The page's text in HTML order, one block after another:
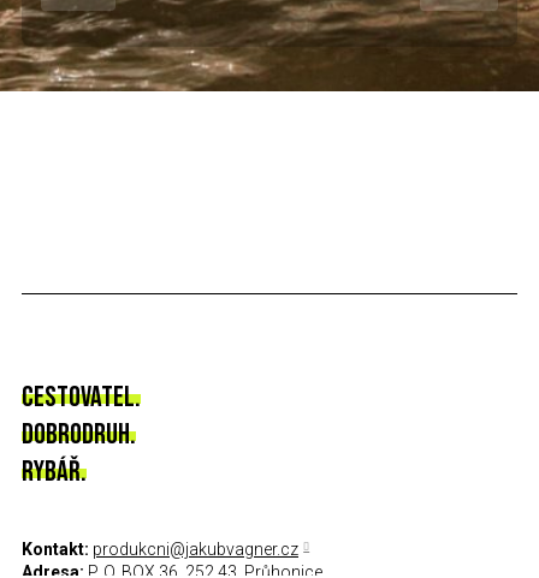
CESTOVATEL.
DOBRODRUH.
RYBÁŘ.
Kontakt: produkcni@jakubvagner.cz
Adresa: P. O. BOX 36, 252 43, Průhonice